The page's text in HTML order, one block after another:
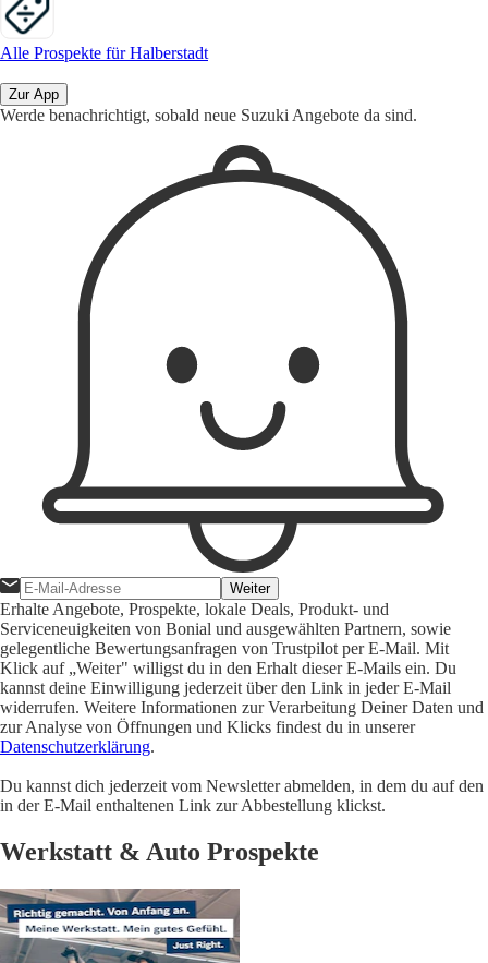
Alle Prospekte für Halberstadt
Zur App
Werde benachrichtigt, sobald neue Suzuki Angebote da sind.
Weiter
Erhalte Angebote, Prospekte, lokale Deals, Produkt- und
Serviceneuigkeiten von Bonial und ausgewählten Partnern, sowie
gelegentliche Bewertungsanfragen von Trustpilot per E-Mail. Mit
Klick auf „Weiter" willigst du in den Erhalt dieser E-Mails ein. Du
kannst deine Einwilligung jederzeit über den Link in jeder E-Mail
widerrufen. Weitere Informationen zur Verarbeitung Deiner Daten und
zur Analyse von Öffnungen und Klicks findest du in unserer
Datenschutzerklärung.
Du kannst dich jederzeit vom Newsletter abmelden, in dem du auf den
in der E-Mail enthaltenen Link zur Abbestellung klickst.
Werkstatt & Auto Prospekte